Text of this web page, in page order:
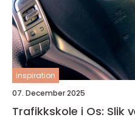
inspiration
07. December 2025
Trafikkskole i Os: Slik